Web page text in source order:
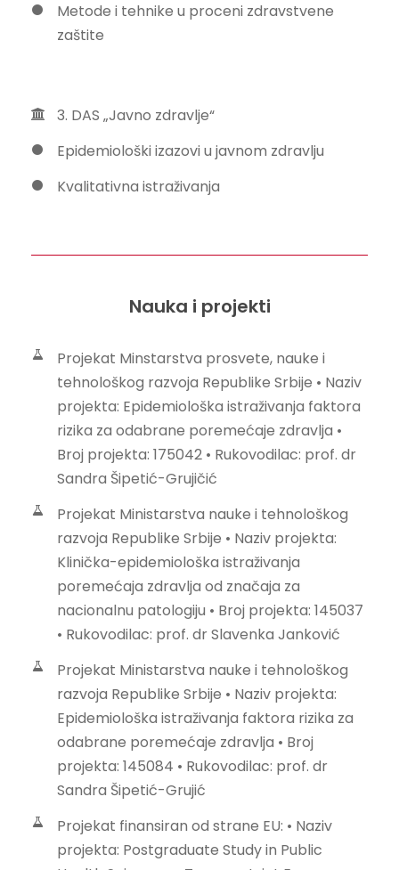
Metode i tehnike u proceni zdravstvene
zaštite
3. DAS „Javno zdravlje“
Epidemiološki izazovi u javnom zdravlju
Kvalitativna istraživanja
Nauka i projekti
Projekat Minstarstva prosvete, nauke i
tehnološkog razvoja Republike Srbije • Naziv
projekta: Epidemiološka istraživanja faktora
rizika za odabrane poremećaje zdravlja •
Broj projekta: 175042 • Rukovodilac: prof. dr
Sandra Šipetić-Grujičić
Projekat Ministarstva nauke i tehnološkog
razvoja Republike Srbije • Naziv projekta:
Klinička-epidemiološka istraživanja
poremećaja zdravlja od značaja za
nacionalnu patologiju • Broj projekta: 145037
• Rukovodilac: prof. dr Slavenka Janković
Projekat Ministarstva nauke i tehnološkog
razvoja Republike Srbije • Naziv projekta:
Epidemiološka istraživanja faktora rizika za
odabrane poremećaje zdravlja • Broj
projekta: 145084 • Rukovodilac: prof. dr
Sandra Šipetić-Grujić
Projekat finansiran od strane EU: • Naziv
projekta: Postgraduate Study in Public